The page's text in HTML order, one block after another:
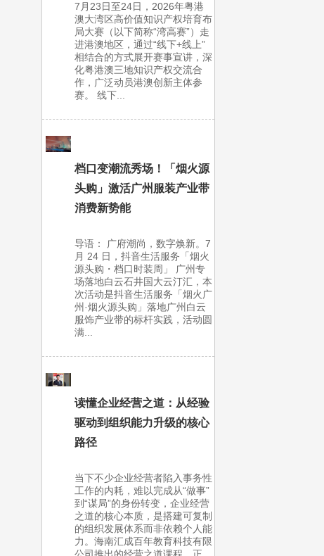
7月23日至24日，2026年粤港
澳大湾区高价值知识产权培育布
局大赛（以下简称“湾高赛”）走
进港澳地区，通过“线下+线上”
相结合的方式展开赛事宣讲，深
化粤港澳三地知识产权交流合
作，广泛动员港澳创新主体参
赛。 线下...
档口变潮流秀场！「烟火源
头购」激活广州服装产业带
消费新势能
导语： 广府潮尚，数字焕新。7
月 24 日，抖音生活服务「烟火
源头购・档口时装周」 广州专
场落地白云石井国大云汀汇，本
次活动是抖音生活服务「烟火广
州·烟火源头购」落地广州白云
服饰产业带的标杆实践，活动圆
满...
读懂企业经营之道：从经验
驱动到组织能力升级的核心
路径
当下不少企业经营者陷入事务性
工作的内耗，难以完成从“做事”
到“谋局”的身份转变，企业经营
之道的核心本质，是搭建可复制
的组织发展体系而非依赖个人能
力。海南汇成百年教育科技有限